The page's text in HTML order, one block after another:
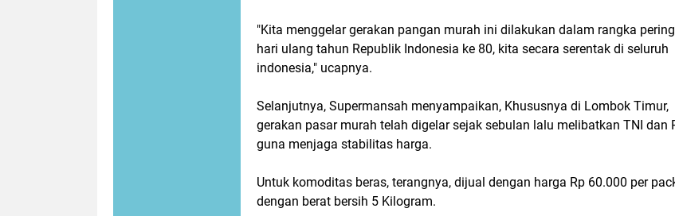
"Kita menggelar gerakan pangan murah ini dilakukan dalam rangka
hari ulang tahun Republik Indonesia ke 80, kita secara serentak di seluruh
indonesia," ucapnya.
Selanjutnya, Supermansah menyampaikan, Khususnya di Lombok Timur,
gerakan pasar murah telah digelar sejak sebulan lalu melibatkan TNI dan
guna menjaga stabilitas harga.
Untuk komoditas beras, terangnya, dijual dengan harga Rp 60.000 per
dengan berat bersih 5 Kilogram.